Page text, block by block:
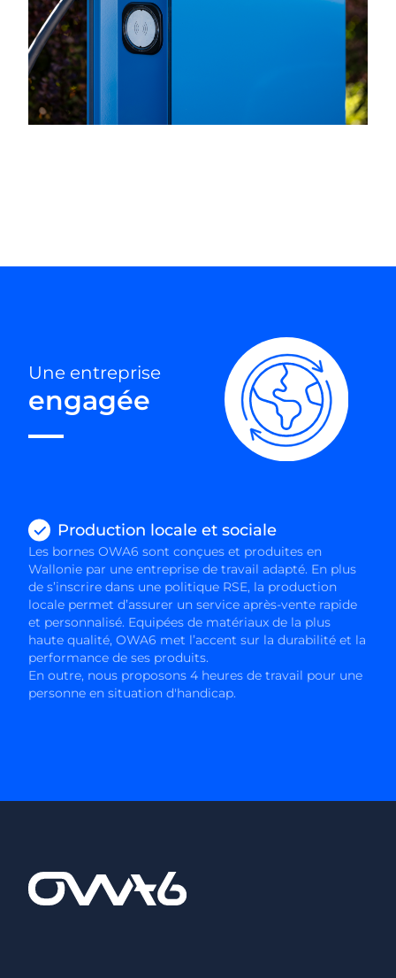
Une entreprise
engagée
Production locale et sociale
Les bornes OWA6 sont conçues et produites en
Wallonie par une entreprise de travail adapté. En plus
de s’inscrire dans une politique RSE, la production
locale permet d’assurer un service après-vente rapide
et personnalisé. Equipées de matériaux de la plus
haute qualité, OWA6 met l’accent sur la durabilité et la
performance de ses produits.
En outre, nous proposons 4 heures de travail pour une
personne en situation d'handicap.